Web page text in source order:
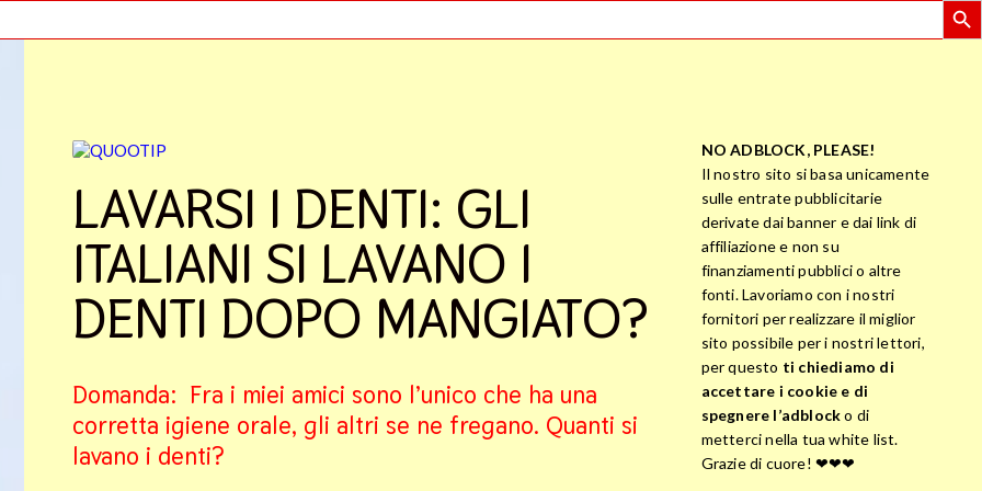
LAVARSI I DENTI: GLI
ITALIANI SI LAVANO I
DENTI DOPO MANGIATO?
Domanda: Fra i miei amici sono l’unico che ha una
corretta igiene orale, gli altri se ne fregano. Quanti si
lavano i denti?
NO ADBLOCK, PLEASE!
Il nostro sito si basa unicamente
sulle entrate pubblicitarie
derivate dai banner e dai link di
affiliazione e non su
finanziamenti pubblici o altre
fonti. Lavoriamo con i nostri
fornitori per realizzare il miglior
sito possibile per i nostri lettori,
per questo ti chiediamo di
accettare i cookie e di
spegnere l’adblocko di
metterci nella tua white list.
Grazie di cuore! ❤❤❤